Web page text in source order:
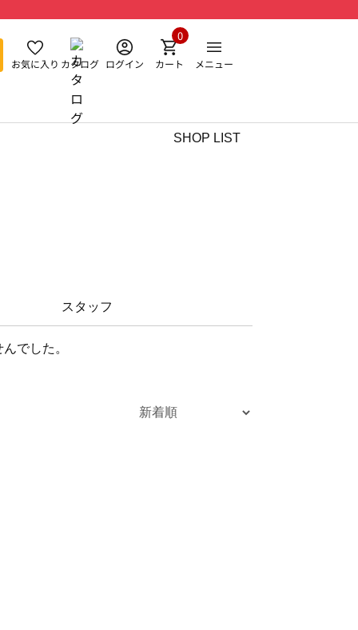
お気に入り カタログ ログイン カート
0
メニュー
SHOP LIST
スタッフ
でした。